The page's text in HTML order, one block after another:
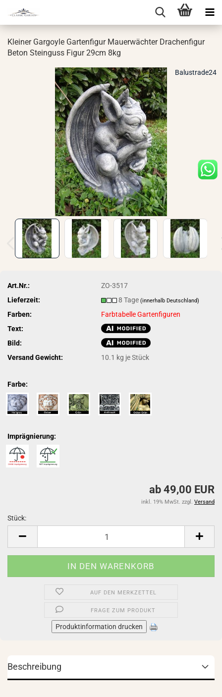
Klei­ner Gar­go­yle Gar­ten­fi­gur Mau­er­wäch­ter Dra­chen­fi­gur
Beton Stein­guss Figur 29cm 8kg
Balustrade24
Art.Nr.:
ZO-3517
Lieferzeit:
8 Tage(innerhalb Deutschland)
Farben:
Farbtabelle Gartenfiguren
Text:
Bild:
Versand Gewicht:
10.1 kg je Stück
Farbe:
Imprägnierung:
ab 49,00 EUR
inkl. 19% MwSt. zzgl. Versand
Stück:
AUF DEN MERKZETTEL
FRAGE ZUM PRODUKT
Produktinformation drucken
Beschreibung